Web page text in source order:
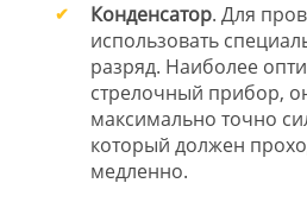
Конденсатор. Для
использовать
разряд. Наиболее
стрелочный прибор,
максимально точно
который должен
медленно.